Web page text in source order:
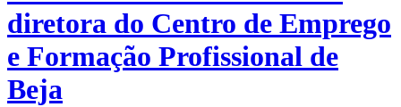
diretora do Centro de Emprego
e Formação Profissional de
Beja